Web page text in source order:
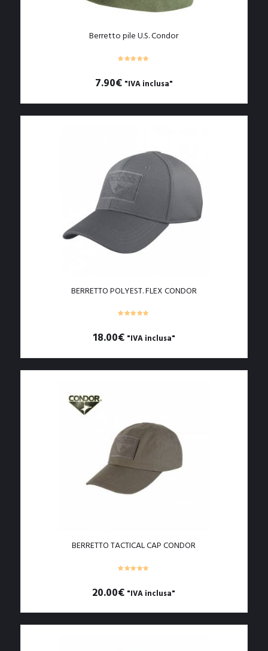
prodotto
Berretto pile U.S. Condor
7.90€ "IVA inclusa"
BERRETTO POLYEST. FLEX CONDOR
18.00€ "IVA inclusa"
opzioni
possono
essere
scelte
pagina
BERRETTO TACTICAL CAP CONDOR
20.00€ "IVA inclusa"